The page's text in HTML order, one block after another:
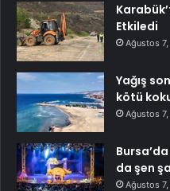
Etkiledi
Ağustos
Yağış
kötü
Ağustos
da şen
Ağustos